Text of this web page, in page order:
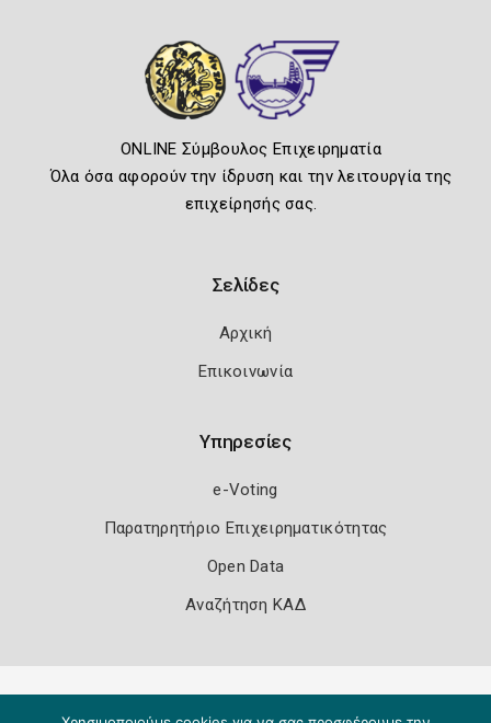
ONLINE Σύμβουλος Επιχειρηματία
Όλα όσα αφορούν την ίδρυση και την λειτουργία της
επιχείρησής σας.
Σελίδες
Αρχική
Επικοινωνία
Υπηρεσίες
e-Voting
Παρατηρητήριο Επιχειρηματικότητας
Open Data
Αναζήτηση ΚΑΔ